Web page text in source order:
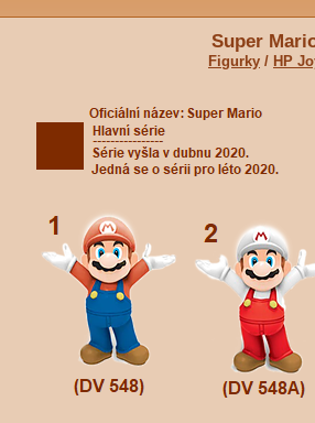
Super
Figurky / HP